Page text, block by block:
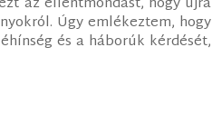
Úgy emlékeztem, hogy
és a háborúk kérdését,